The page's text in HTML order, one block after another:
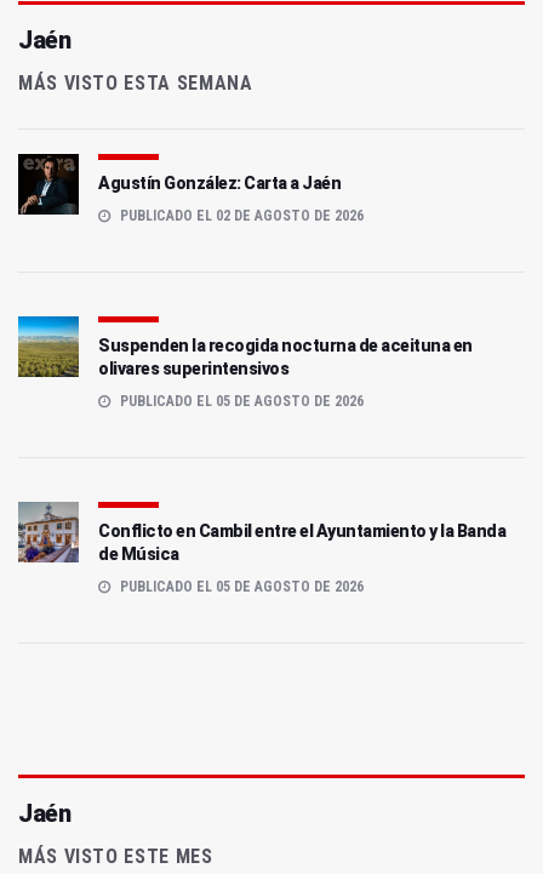
Jaén
MÁS VISTO ESTA SEMANA
Agustín González: Carta a Jaén
PUBLICADO EL 02 DE AGOSTO DE 2026
Suspenden la recogida nocturna de aceituna en
olivares superintensivos
PUBLICADO EL 05 DE AGOSTO DE 2026
Conflicto en Cambil entre el Ayuntamiento y la Banda
de Música
PUBLICADO EL 05 DE AGOSTO DE 2026
Jaén
MÁS VISTO ESTE MES